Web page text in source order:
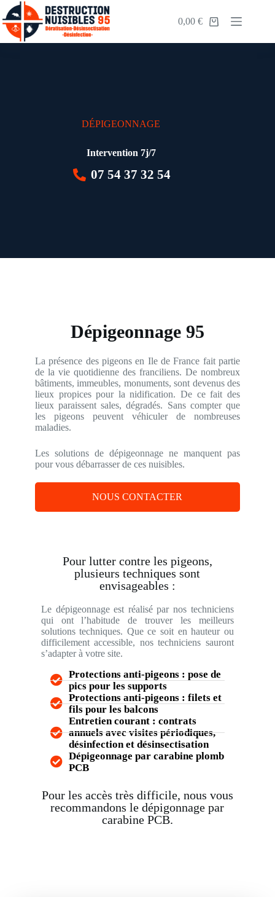
0,00€
DÉPIGEONNAGE
Intervention 7j/7
07 54 37 32 54
Dépigeonnage 95
La présence des pigeons en Ile de France fait partie
de la vie quotidienne des franciliens. De nombreux
bâtiments, immeubles, monuments, sont devenus des
lieux propices pour la nidification. De ce fait des
lieux paraissent sales, dégradés. Sans compter que
les pigeons peuvent véhiculer de nombreuses
maladies.
Les solutions de dépigeonnage ne manquent pas
pour vous débarrasser de ces nuisibles.
NOUS CONTACTER
Pour lutter contre les pigeons,
plusieurs techniques sont
envisageables :
Le dépigeonnage est réalisé par nos techniciens
qui ont l’habitude de trouver les meilleurs
solutions techniques. Que ce soit en hauteur ou
difficilement accessible, nos techniciens sauront
s’adapter à votre site.
Protections anti-pigeons : pose de
pics pour les supports
Protections anti-pigeons : filets et
fils pour les balcons
Entretien courant : contrats
annuels avec visites périodiques,
désinfection et désinsectisation
Dépigeonnage par carabine plomb
PCB
Pour les accès très difficile, nous vous
recommandons le dépigonnage par
carabine PCB.